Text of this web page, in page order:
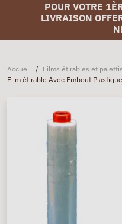
POUR VOTRE
LIVRAISON
Accueil / Films étirables et
Film étirable Avec Embout